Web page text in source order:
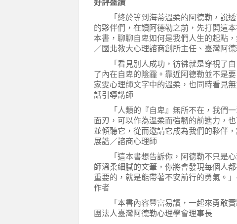
好評盛讚
「終於等到海蒂溫柔的阿德勒，說透
的夥伴們，在讀阿德勒之前，先打開這
本書，聊聊自卑如何是我們人生的起點
／國北教大心理諮商創所主任、臺灣阿
「看見別人成功，彷彿就是穿視了自
了內在自卑的陰霾。靠近阿德勒並不是
家雯心理師文字中的溫柔，也同時看見
話引導講師
「人類的『自卑』無所不在，我們一
面刃，可以作為溫柔而強韌的前進力，
並傾聽它，從而邀請它成為我們的夥伴
展誥／諮商心理師
「這本書想告訴你，阿德勒不只是心
師溫柔細膩的文筆，你將會發現每個人
重要的，就是能帶著不安前行的勇氣。
作者
「本書內容豐富易讀，一起來勇敢實
團法人臺灣阿德勒心理學會理事長